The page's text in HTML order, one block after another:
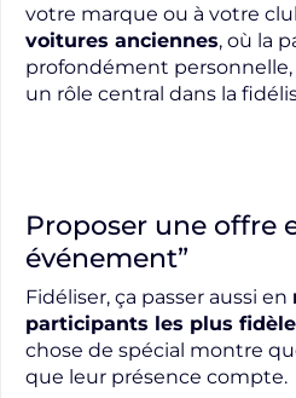
votre marque ou à votre
voitures anciennes, où la
profondément
un rôle central dans la
Proposer une offre
événement”
Fidéliser, ça passer aussi en
participants les plus
chose de spécial montre
que leur présence compte.